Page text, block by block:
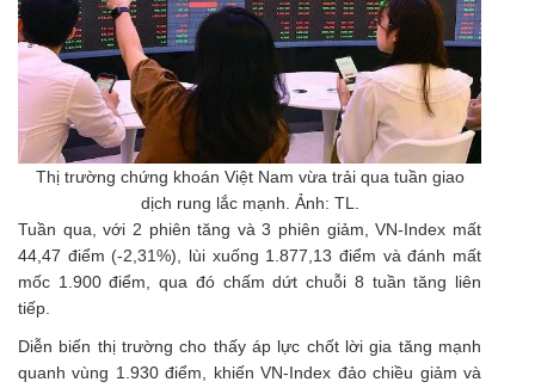
Thị trường chứng khoán Việt Nam vừa trải qua tuần giao
dịch rung lắc mạnh. Ảnh: TL.
Tuần qua, với 2 phiên tăng và 3 phiên giảm, VN-Index mất
44,47 điểm (-2,31%), lùi xuống 1.877,13 điểm và đánh mất
mốc 1.900 điểm, qua đó chấm dứt chuỗi 8 tuần tăng liên
tiếp.
Diễn biến thị trường cho thấy áp lực chốt lời gia tăng mạnh
quanh vùng 1.930 điểm, khiến VN-Index đảo chiều giảm và